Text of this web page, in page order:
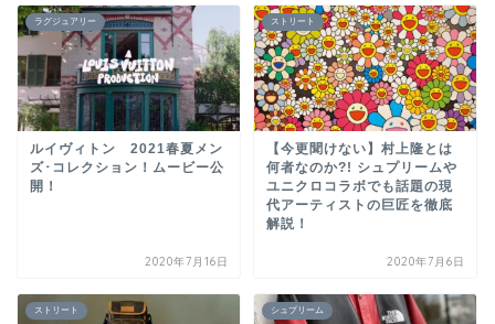
ラグジュアリー
ルイヴィトン 2021春夏メン
ズ･コレクション！ムービー公
開！
2020年7月16日
ストリート
【今更聞けない】村上隆とは
何者なのか?! シュプリームや
ユニクロコラボでも話題の現
代アーティストの巨匠を徹底
解説！
2020年7月6日
ストリート シュプリーム